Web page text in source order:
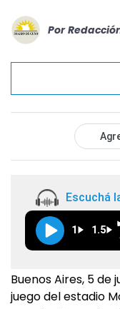
Por
Escuchá
1 1.5
Buenos Aires, 5
juego del estadio